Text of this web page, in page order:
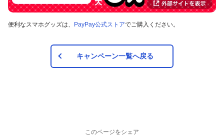
便利なスマホグッズは、 PayPay公式ストアでご購入ください。
キャンペーン一覧へ戻る
このページをシェア